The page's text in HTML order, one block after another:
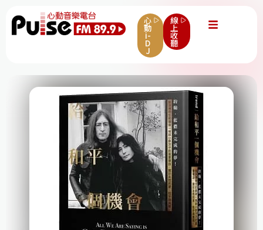
心
動
i-
D
J
線
上
收
聽